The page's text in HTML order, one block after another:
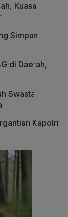
Kuasa
Simpan
di Daerah,
Swasta
Kapolri